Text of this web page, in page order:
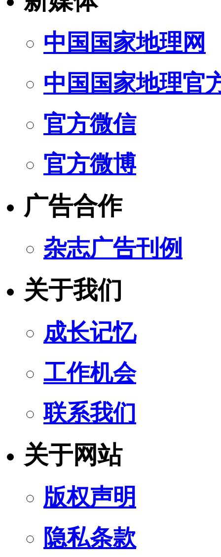
中国国家地理网
中国国家地理官
官方微信
官方微博
广告合作
杂志广告刊例
关于我们
成长记忆
工作机会
联系我们
关于网站
版权声明
隐私条款